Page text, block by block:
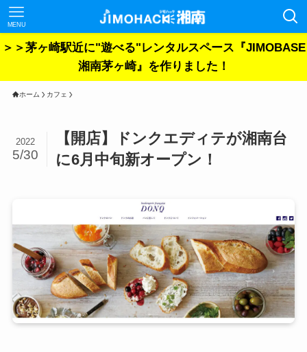
MENU
＞＞茅ヶ崎駅近に"遊べる"レンタルスペース『JIMOBASE
湘南茅ヶ崎』を作りました！
ホーム カフェ
【開店】ドンクエディテが湘南台
に6月中旬新オープン！
2022
5/30